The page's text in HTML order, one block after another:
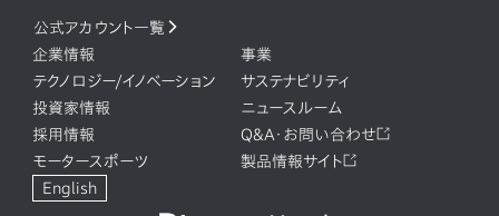
公式アカウント一覧
企業情報
事業
テクノロジー/イノベーション
サステナビリティ
投資家情報
ニュースルーム
採用情報
Q&A・お問い合わせ
モータースポーツ
製品情報サイト
English